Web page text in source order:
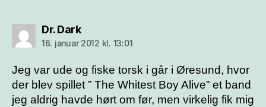
Dr. Darksiger:
16. januar 2012 kl. 13:01
Jeg var ude og fiske torsk i går i Øresund, hvor
der blev spillet ” The Whitest Boy Alive” et band
jeg aldrig havde hørt om før, men virkelig fik mig